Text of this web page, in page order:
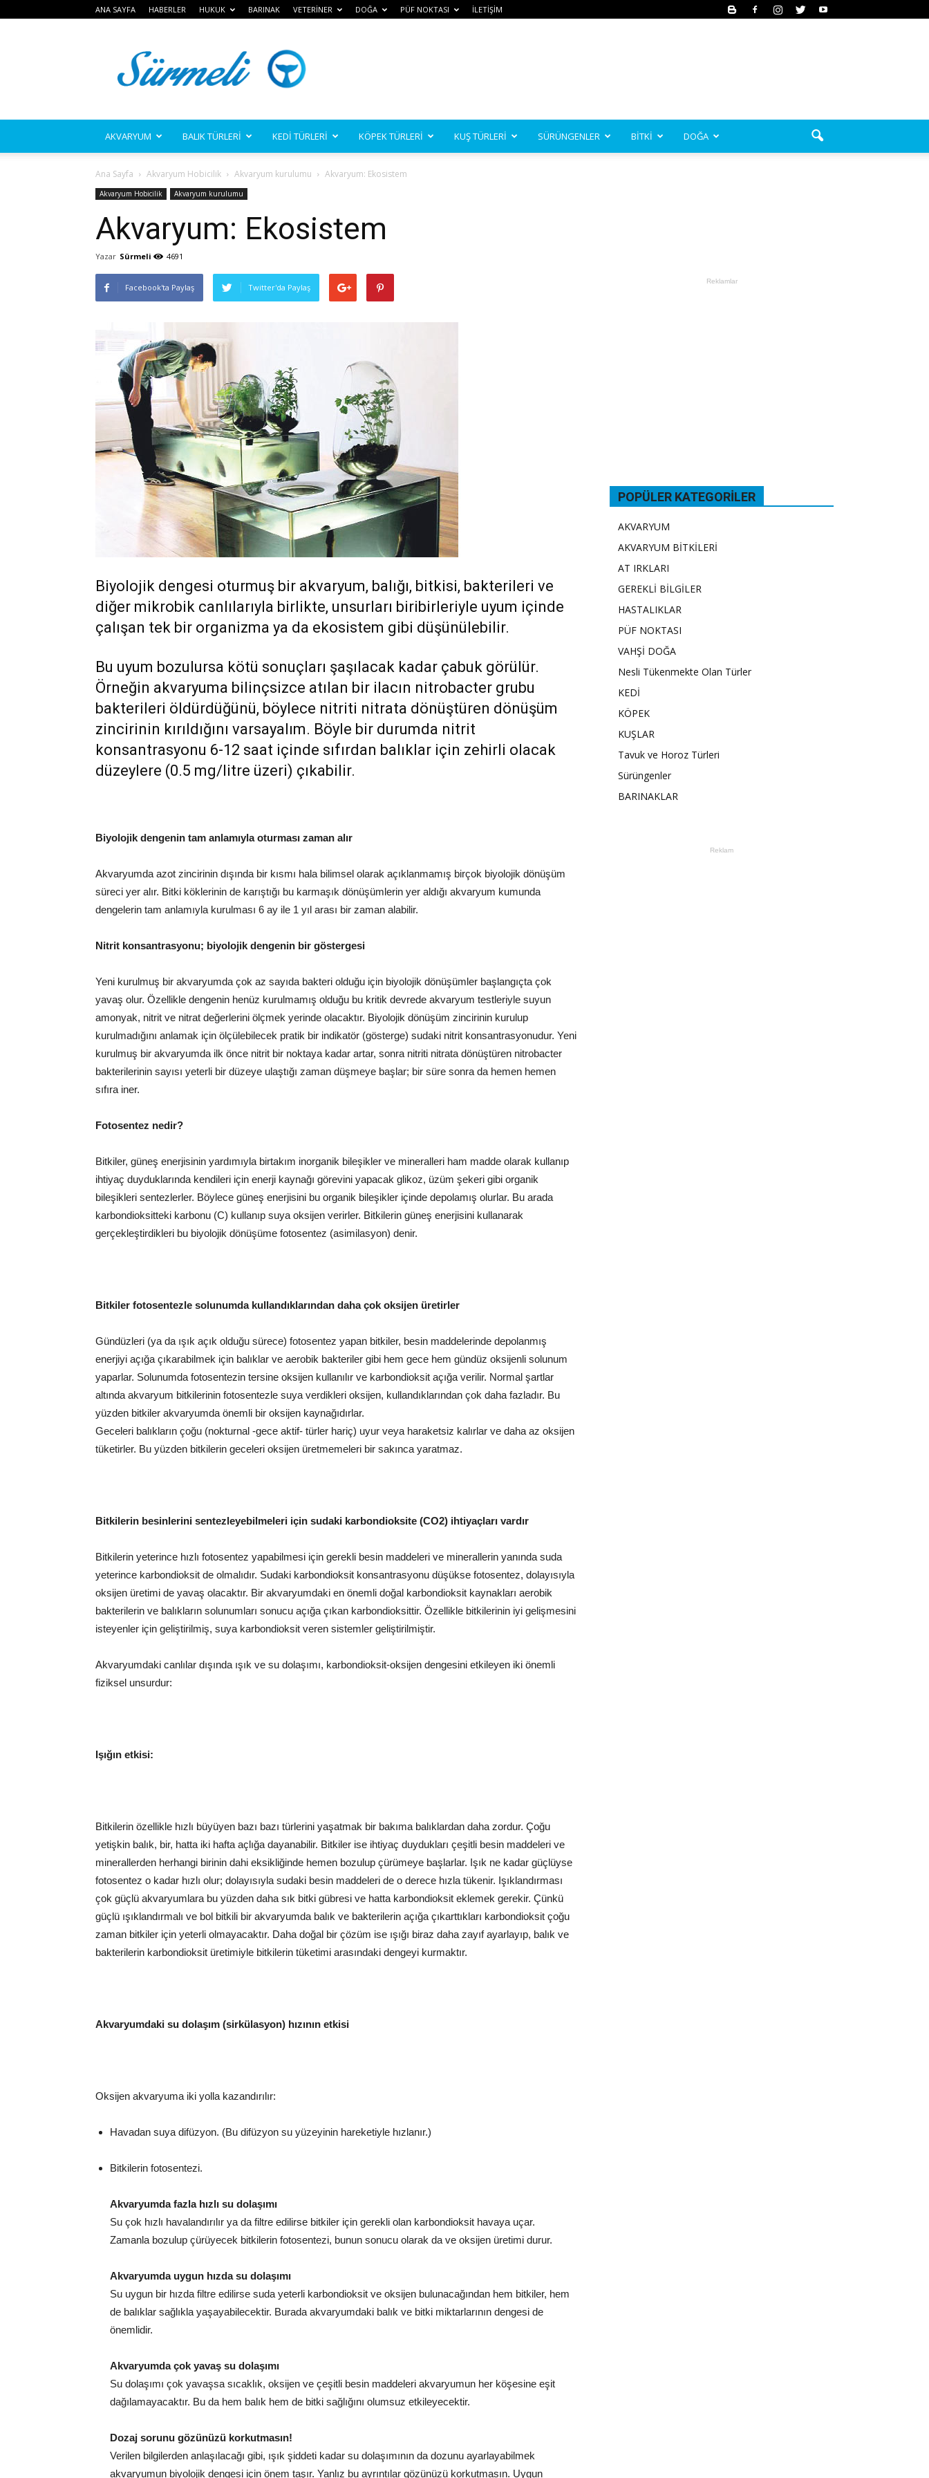
ANA SAYFA HABERLER HUKUK BARINAK VETERİNER DOĞA PÜF NOKTASI İLETİŞİM
AKVARYUM BALIK TÜRLERİ KEDİ TÜRLERİ KÖPEK TÜRLERİ KUŞ TÜRLERİ SÜRÜNGENLER BİTKİ DOĞA
Ana Sayfa Akvaryum Hobicilik Akvaryum kurulumu Akvaryum: Ekosistem
Akvaryum Hobicilik Akvaryum kurulumu
Akvaryum: Ekosistem
Yazar Sürmeli 4691
Facebook'ta Paylaş Twitter'da Paylaş
Biyolojik dengesi oturmuş bir akvaryum, balığı, bitkisi, bakterileri ve
diğer mikrobik canlılarıyla birlikte, unsurları biribirleriyle uyum içinde
çalışan tek bir organizma ya da ekosistem gibi düşünülebilir.
Bu uyum bozulursa kötü sonuçları şaşılacak kadar çabuk görülür.
Örneğin akvaryuma bilinçsizce atılan bir ilacın nitrobacter grubu
bakterileri öldürdüğünü, böylece nitriti nitrata dönüştüren dönüşüm
zincirinin kırıldığını varsayalım. Böyle bir durumda nitrit
konsantrasyonu 6-12 saat içinde sıfırdan balıklar için zehirli olacak
düzeylere (0.5 mg/litre üzeri) çıkabilir.
Biyolojik dengenin tam anlamıyla oturması zaman alır
Akvaryumda azot zincirinin dışında bir kısmı hala bilimsel olarak açıklanmamış birçok biyolojik dönüşüm
süreci yer alır. Bitki köklerinin de karıştığı bu karmaşık dönüşümlerin yer aldığı akvaryum kumunda
dengelerin tam anlamıyla kurulması 6 ay ile 1 yıl arası bir zaman alabilir.
Nitrit konsantrasyonu; biyolojik dengenin bir göstergesi
Yeni kurulmuş bir akvaryumda çok az sayıda bakteri olduğu için biyolojik dönüşümler başlangıçta çok
yavaş olur. Özellikle dengenin henüz kurulmamış olduğu bu kritik devrede akvaryum testleriyle suyun
amonyak, nitrit ve nitrat değerlerini ölçmek yerinde olacaktır. Biyolojik dönüşüm zincirinin kurulup
kurulmadığını anlamak için ölçülebilecek pratik bir indikatör (gösterge) sudaki nitrit konsantrasyonudur. Yeni
kurulmuş bir akvaryumda ilk önce nitrit bir noktaya kadar artar, sonra nitriti nitrata dönüştüren nitrobacter
bakterilerinin sayısı yeterli bir düzeye ulaştığı zaman düşmeye başlar; bir süre sonra da hemen hemen
sıfıra iner.
Fotosentez nedir?
Bitkiler, güneş enerjisinin yardımıyla birtakım inorganik bileşikler ve mineralleri ham madde olarak kullanıp
ihtiyaç duyduklarında kendileri için enerji kaynağı görevini yapacak glikoz, üzüm şekeri gibi organik
bileşikleri sentezlerler. Böylece güneş enerjisini bu organik bileşikler içinde depolamış olurlar. Bu arada
karbondioksitteki karbonu (C) kullanıp suya oksijen verirler. Bitkilerin güneş enerjisini kullanarak
gerçekleştirdikleri bu biyolojik dönüşüme fotosentez (asimilasyon) denir.
Bitkiler fotosentezle solunumda kullandıklarından daha çok oksijen üretirler
Gündüzleri (ya da ışık açık olduğu sürece) fotosentez yapan bitkiler, besin maddelerinde depolanmış
enerjiyi açığa çıkarabilmek için balıklar ve aerobik bakteriler gibi hem gece hem gündüz oksijenli solunum
yaparlar. Solunumda fotosentezin tersine oksijen kullanılır ve karbondioksit açığa verilir. Normal şartlar
altında akvaryum bitkilerinin fotosentezle suya verdikleri oksijen, kullandıklarından çok daha fazladır. Bu
yüzden bitkiler akvaryumda önemli bir oksijen kaynağıdırlar.
Geceleri balıkların çoğu (nokturnal -gece aktif- türler hariç) uyur veya haraketsiz kalırlar ve daha az oksijen
tüketirler. Bu yüzden bitkilerin geceleri oksijen üretmemeleri bir sakınca yaratmaz.
Bitkilerin besinlerini sentezleyebilmeleri için sudaki karbondioksite (CO2) ihtiyaçları vardır
Bitkilerin yeterince hızlı fotosentez yapabilmesi için gerekli besin maddeleri ve minerallerin yanında suda
yeterince karbondioksit de olmalıdır. Sudaki karbondioksit konsantrasyonu düşükse fotosentez, dolayısıyla
oksijen üretimi de yavaş olacaktır. Bir akvaryumdaki en önemli doğal karbondioksit kaynakları aerobik
bakterilerin ve balıkların solunumları sonucu açığa çıkan karbondioksittir. Özellikle bitkilerinin iyi gelişmesini
isteyenler için geliştirilmiş, suya karbondioksit veren sistemler geliştirilmiştir.
Akvaryumdaki canlılar dışında ışık ve su dolaşımı, karbondioksit-oksijen dengesini etkileyen iki önemli
fiziksel unsurdur:
Işığın etkisi:
Bitkilerin özellikle hızlı büyüyen bazı bazı türlerini yaşatmak bir bakıma balıklardan daha zordur. Çoğu
yetişkin balık, bir, hatta iki hafta açlığa dayanabilir. Bitkiler ise ihtiyaç duydukları çeşitli besin maddeleri ve
minerallerden herhangi birinin dahi eksikliğinde hemen bozulup çürümeye başlarlar. Işık ne kadar güçlüyse
fotosentez o kadar hızlı olur; dolayısıyla sudaki besin maddeleri de o derece hızla tükenir. Işıklandırması
çok güçlü akvaryumlara bu yüzden daha sık bitki gübresi ve hatta karbondioksit eklemek gerekir. Çünkü
güçlü ışıklandırmalı ve bol bitkili bir akvaryumda balık ve bakterilerin açığa çıkarttıkları karbondioksit çoğu
zaman bitkiler için yeterli olmayacaktır. Daha doğal bir çözüm ise ışığı biraz daha zayıf ayarlayıp, balık ve
bakterilerin karbondioksit üretimiyle bitkilerin tüketimi arasındaki dengeyi kurmaktır.
Akvaryumdaki su dolaşım (sirkülasyon) hızının etkisi
Oksijen akvaryuma iki yolla kazandırılır:
Havadan suya difüzyon. (Bu difüzyon su yüzeyinin hareketiyle hızlanır.)
Bitkilerin fotosentezi.
Akvaryumda fazla hızlı su dolaşımı
Su çok hızlı havalandırılır ya da filtre edilirse bitkiler için gerekli olan karbondioksit havaya uçar.
Zamanla bozulup çürüyecek bitkilerin fotosentezi, bunun sonucu olarak da ve oksijen üretimi durur.
Akvaryumda uygun hızda su dolaşımı
Su uygun bir hızda filtre edilirse suda yeterli karbondioksit ve oksijen bulunacağından hem bitkiler, hem
de balıklar sağlıkla yaşayabilecektir. Burada akvaryumdaki balık ve bitki miktarlarının dengesi de
önemlidir.
Akvaryumda çok yavaş su dolaşımı
Su dolaşımı çok yavaşsa sıcaklık, oksijen ve çeşitli besin maddeleri akvaryumun her köşesine eşit
dağılamayacaktır. Bu da hem balık hem de bitki sağlığını olumsuz etkileyecektir.
Dozaj sorunu gözünüzü korkutmasın!
Verilen bilgilerden anlaşılacağı gibi, ışık şiddeti kadar su dolaşımının da dozunu ayarlayabilmek
akvaryumun biyolojik dengesi için önem taşır. Yanlız bu ayrıntılar gözünüzü korkutmasın. Uygun
Reklamlar
POPÜLER KATEGORILER
AKVARYUM
AKVARYUM BİTKİLERİ
AT IRKLARI
GEREKLİ BİLGİLER
HASTALIKLAR
PÜF NOKTASI
VAHŞİ DOĞA
Nesli Tükenmekte Olan Türler
KEDİ
KÖPEK
KUŞLAR
Tavuk ve Horoz Türleri
Sürüngenler
BARINAKLAR
Reklam